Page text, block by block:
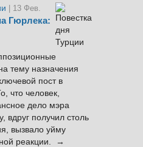
| 13 Фев.
Гюрлека:
тему назначения
пост в
что человек,
дело мэра
вдруг получил столь
вызвало уйму
реакции. →